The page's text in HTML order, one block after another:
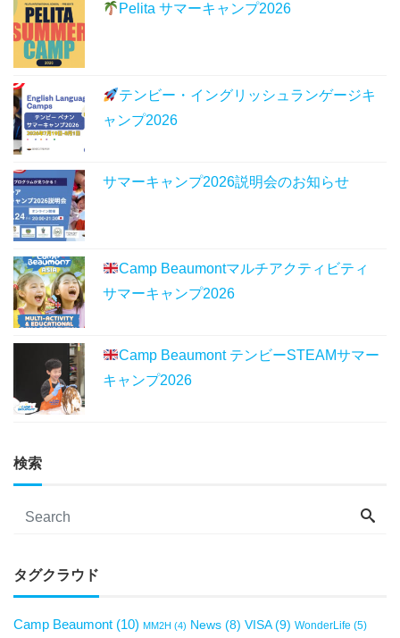
Pelita サマーキャンプ2026
テンビー・イングリッシュランゲージキ
ャンプ2026
サマーキャンプ2026説明会のお知らせ
Camp Beaumontマルチアクティビティ
サマーキャンプ2026
Camp Beaumont テンビーSTEAMサマー
キャンプ2026
検索
タグクラウド
Camp Beaumont (10) MM2H (4) News (8) VISA(9) WonderLife (5)